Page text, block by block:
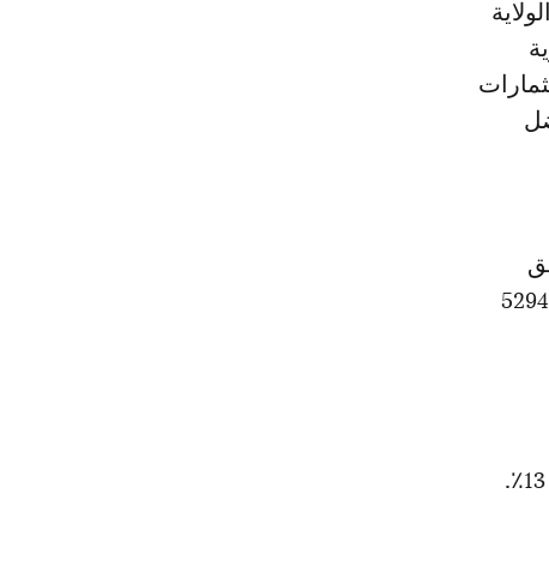
اتفاقية، باستثمارات إجمالية بقيمة 2,09 مليار درهم، ستمكن من إحداث 5294